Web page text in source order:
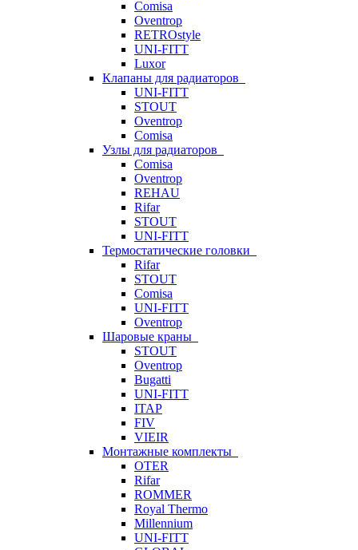
Comisa
Oventrop
RETROstyle
UNI-FITT
Luxor
Клапаны для радиаторов
UNI-FITT
STOUT
Oventrop
Comisa
Узлы для радиаторов
Comisa
Oventrop
REHAU
Rifar
STOUT
UNI-FITT
Термостатические головки
Rifar
STOUT
Comisa
UNI-FITT
Oventrop
Шаровые краны
STOUT
Oventrop
Bugatti
UNI-FITT
ITAP
FIV
VIEIR
Монтажные комплекты
OTER
Rifar
ROMMER
Royal Thermo
Millennium
UNI-FITT